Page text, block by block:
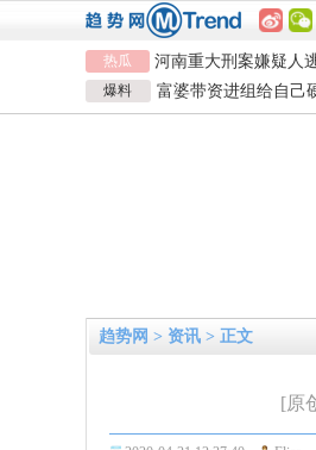
热瓜
河南重大刑案嫌疑人
人
富婆带资进组给自己
戏
河南三支一扶考试存
作弊犯罪
河南重大刑案嫌疑人
爆料
富婆带资进组给自己
男演员钟宇飞崩溃自
趋势网 > 资讯 > 正文
[原